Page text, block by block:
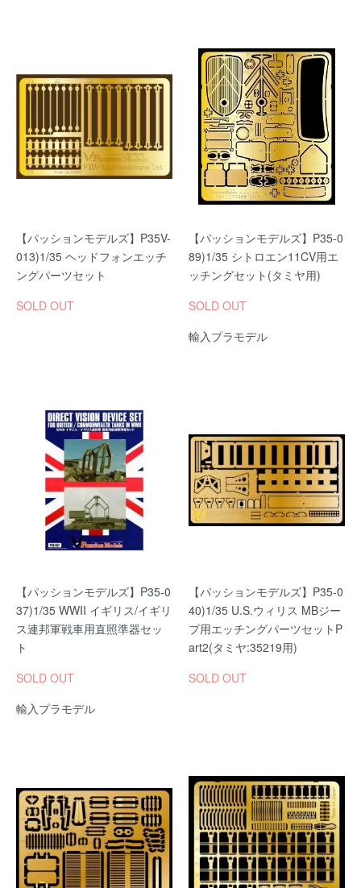
【パッションモデルズ】P35V-
013)1/35 ヘッドフォンエッチ
ングパーツセット
SOLD OUT
【パッションモデルズ】P35-0
89)1/35 シトロエン11CV用エ
ッチングセット(タミヤ用)
SOLD OUT
輸入プラモデル
【パッションモデルズ】P35-0
37)1/35 WWII イギリス/イギリ
ス連邦軍戦車用直照準器セッ
ト
SOLD OUT
輸入プラモデル
【パッションモデルズ】P35-0
40)1/35 U.S.ウィリス MBジー
プ用エッチングパーツセットP
art2(タミヤ:35219用)
SOLD OUT